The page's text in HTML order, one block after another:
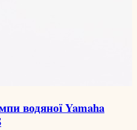
водяної Yamaha